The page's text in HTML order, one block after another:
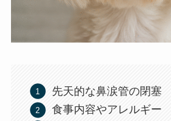
先天的な鼻涙管の閉塞
食事内容やアレルギー